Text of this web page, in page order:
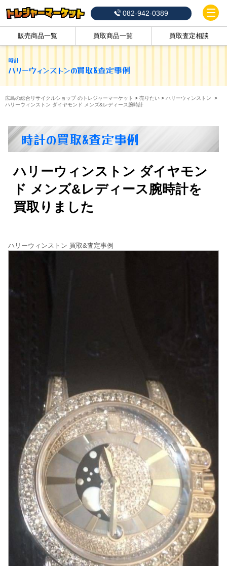
082-942-0389
販売商品一覧 買取商品一覧 買取査定相談
時計
ハリーウィンストンの買取&査定事例
広島の総合リサイクルショップ のトレジャーマーケット > 売りたい > ハリーウィンストン
>
ハリーウィンストン ダイヤモンド メンズ&レディース腕時計
時計の買取&査定事例
ハリーウィンストン ダイヤモン
ド メンズ&レディース腕時計を
買取りました
ハリーウィンストン 買取&査定事例